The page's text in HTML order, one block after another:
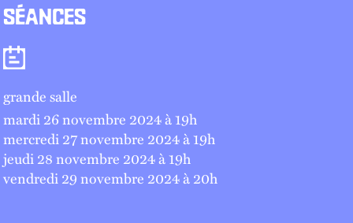
SÉANCES
Séances
grande salle
mardi 26 novembre 2024 à 19h
mercredi 27 novembre 2024 à 19h
jeudi 28 novembre 2024 à 19h
vendredi 29 novembre 2024 à 20h